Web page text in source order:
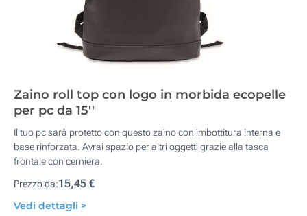
Zaino roll top con logo in morbida ecopelle
per pc da 15''
Il tuo pc sarà protetto con questo zaino con imbottitura interna e
base rinforzata. Avrai spazio per altri oggetti grazie alla tasca
frontale con cerniera.
Prezzo da:15,45 €
Vedi dettagli >